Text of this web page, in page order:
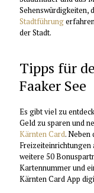
Sehenswürdigkeiten,
Stadtführung
der Stadt.
Tipps für
Faaker See
Es gibt viel zu
Geld zu sparen und
Kärnten Card. Neben
Freizeiteinrichtungen
weitere 50
Kartennummer und
Kärnten Card App